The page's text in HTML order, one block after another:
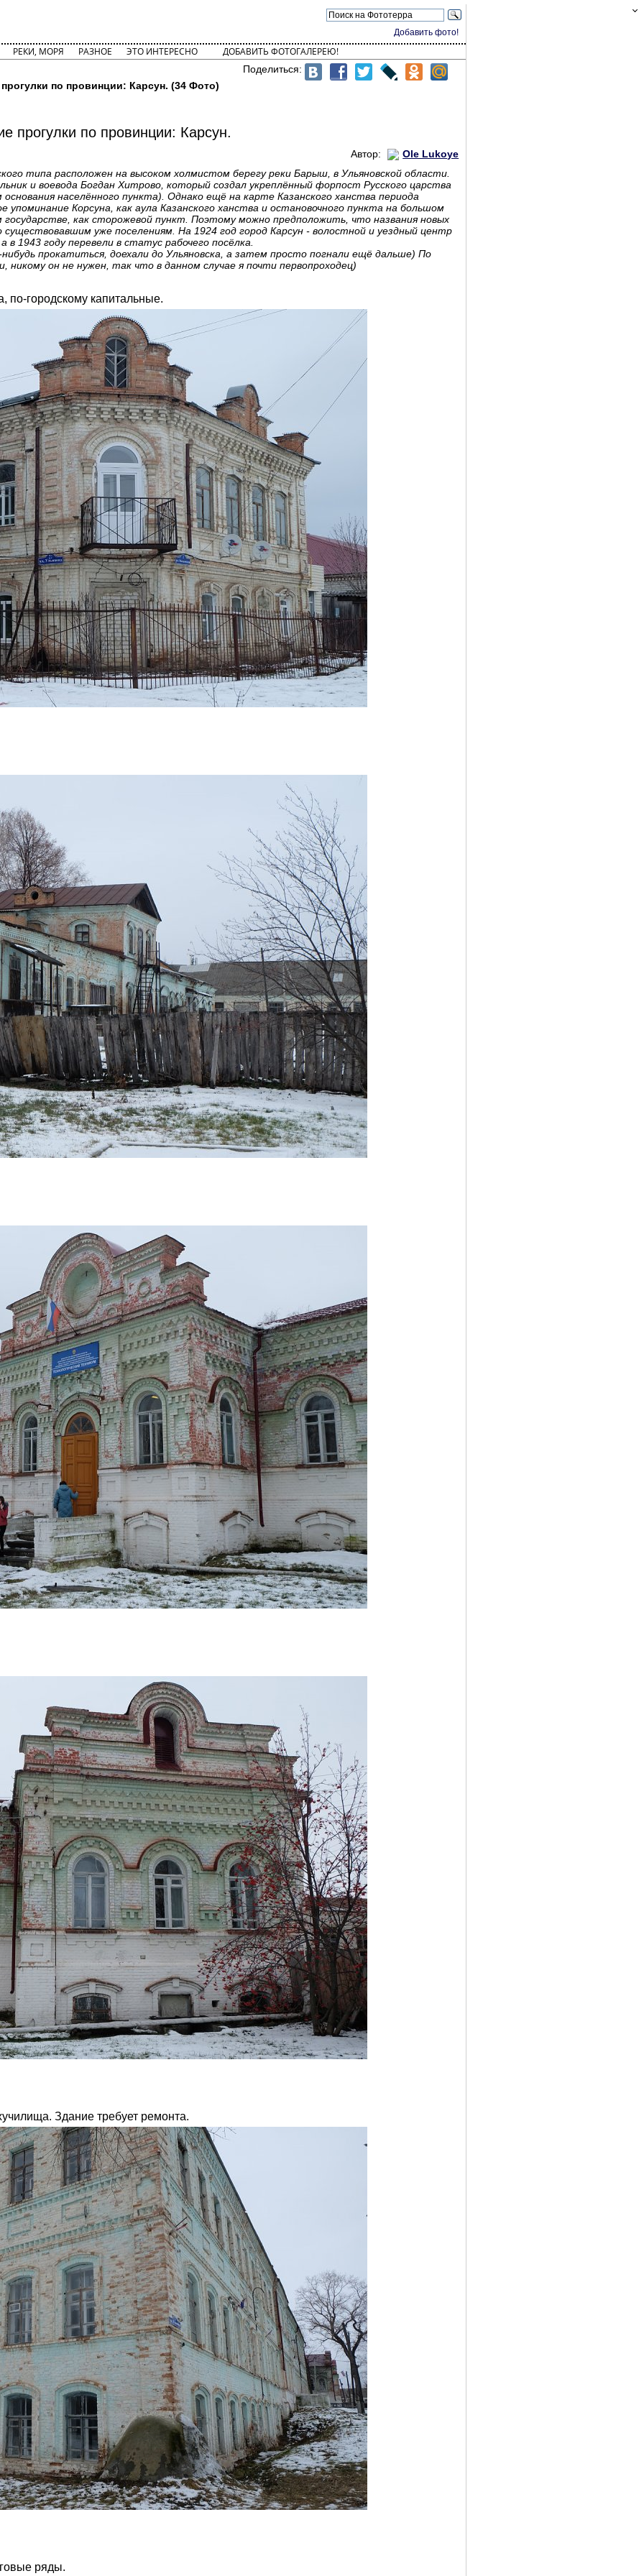
Добавить фото!
РЕКИ, МОРЯ РАЗНОЕ ЭТО ИНТЕРЕСНО ДОБАВИТЬ ФОТОГАЛЕРЕЮ!
Поделиться:
по провинции: Карсун. (34 Фото)
прогулки по провинции: Карсун.
Автор:
Ole Lukoye
типа расположен на высоком холмистом берегу реки Барыш, в Ульяновской области.
и воевода Богдан Хитрово, который создал укреплённый форпост Русского царства
населённого пункта). Однако ещё на карте Казанского ханства периода
упоминание Корсуна, как аула Казанского ханства и остановочного пункта на большом
государстве, как сторожевой пункт. Поэтому можно предположить, что названия новых
уже поселениям. На 1924 год город Карсун - волостной и уездный центр
в 1943 году перевели в статус рабочего посёлка.
прокатиться, доехали до Ульяновска, а затем просто погнали ещё дальше) По
он не нужен, так что в данном случае я почти первопроходец)
по-городскому капитальные.
Здание требует ремонта.
ряды.